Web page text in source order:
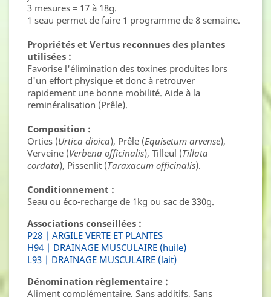
3 mesures = 17 à 18g.
1 seau permet de faire 1 programme de 8 semaine.
Propriétés et Vertus reconnues des plantes
utilisées :
Favorise l'élimination des toxines produites lors
d'un effort physique et donc à retrouver
rapidement une bonne mobilité. Aide à la
reminéralisation (Prêle).
Composition :
Orties (Urtica dioica), Prêle (Equisetum arvense),
Verveine (Verbena officinalis), Tilleul (Tillata
cordata), Pissenlit (Taraxacum officinalis).
Conditionnement :
Seau ou éco-recharge de 1kg ou sac de 330g.
Associations conseillées :
P28 | ARGILE VERTE ET PLANTES
H94 | DRAINAGE MUSCULAIRE (huile)
L93 | DRAINAGE MUSCULAIRE (lait)
Dénomination règlementaire :
Aliment complémentaire, Sans additifs, Sans